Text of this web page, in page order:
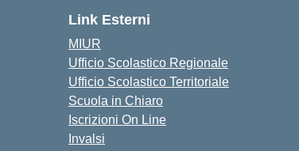
Link Esterni
MIUR
Ufficio Scolastico Regionale
Ufficio Scolastico Territoriale
Scuola in Chiaro
Iscrizioni On Line
Invalsi